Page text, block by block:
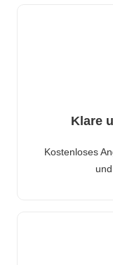
Klare
Kostenloses